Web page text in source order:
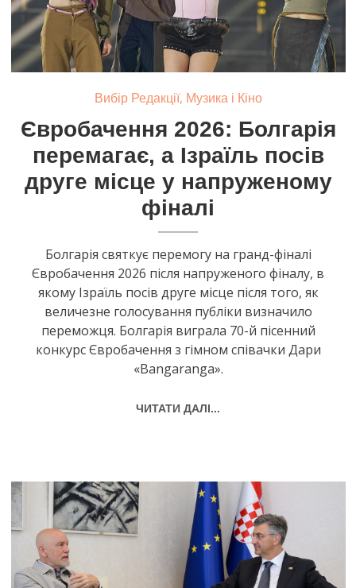
Вибір Редакції, Музика і Кіно
Євробачення 2026: Болгарія
перемагає, а Ізраїль посів
друге місце у напруженому
фіналі
Болгарія святкує перемогу на гранд-фіналі
Євробачення 2026 після напруженого фіналу, в
якому Ізраїль посів друге місце після того, як
величезне голосування публіки визначило
переможця. Болгарія виграла 70-й пісенний
конкурс Євробачення з гімном співачки Дари
«Bangaranga».
ЧИТАТИ ДАЛІ...